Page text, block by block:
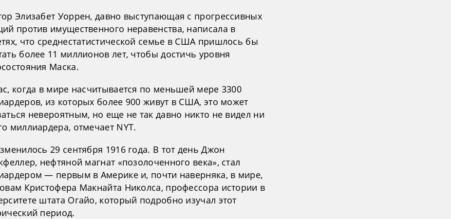
Элизабет Уоррен, давно выступающая с прогрессивных
против имущественного неравенства, написала в
что среднестатистической семье в США пришлось бы
более 11 миллионов лет, чтобы достичь уровня
Маска.
когда в мире насчитывается по меньшей мере 3300
из которых более 900 живут в США, это может
невероятным, но еще не так давно никто не видел ни
миллиардера, отмечает NYT.
29 сентября 1916 года. В тот день Джон
нефтяной магнат «позолоченного века», стал
— первым в Америке и, почти наверняка, в мире,
Кристофера Макнайта Николса, профессора истории в
штата Огайо, который подробно изучал этот
период.